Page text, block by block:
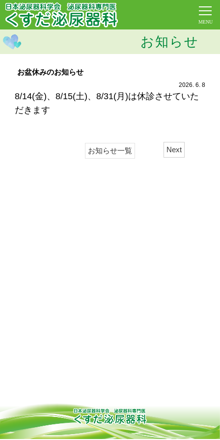
お知らせ
お盆休みのお知らせ
2026. 6. 8
8/14(金)、8/15(土)、8/31(月)は 休診させていた
だきます
Next
お知らせ一覧